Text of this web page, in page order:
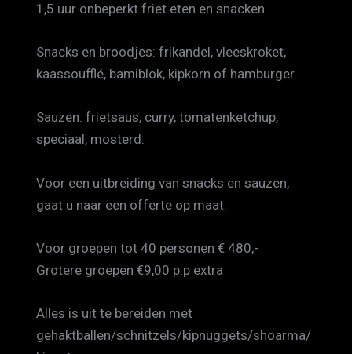
1,5 uur onbeperkt friet eten en snacken
Snacks en broodjes: frikandel, vleeskroket,
kaassoufflé, bamiblok, kipkorn of hamburger.
Sauzen: frietsaus, curry, tomatenketchup,
speciaal, mosterd.
Voor een uitbreiding van snacks en sauzen,
gaat u naar een offerte op maat.
Voor groepen tot 40 personen € 480,-
Grotere groepen €9,00 p.p extra
Alles is uit te bereiden met
gehaktballen/schnitzels/kipnuggets/shoarma/